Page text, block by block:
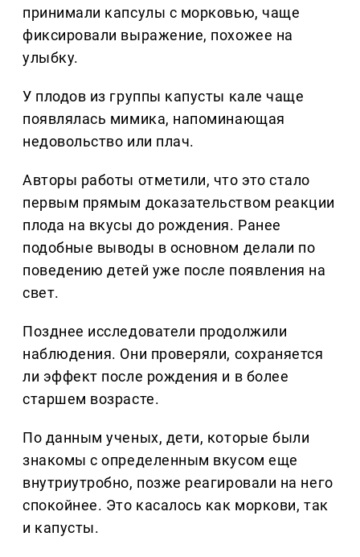
принимали капсулы с морковью, чаще
фиксировали выражение, похожее на
улыбку.
У плодов из группы капусты кале чаще
появлялась мимика, напоминающая
недовольство или плач.
Авторы работы отметили, что это стало
первым прямым доказательством реакции
плода на вкусы до рождения. Ранее
подобные выводы в основном делали по
поведению детей уже после появления на
свет.
Позднее исследователи продолжили
наблюдения. Они проверяли, сохраняется
ли эффект после рождения и в более
старшем возрасте.
По данным ученых, дети, которые были
знакомы с определенным вкусом еще
внутриутробно, позже реагировали на него
спокойнее. Это касалось как моркови, так
и капусты.